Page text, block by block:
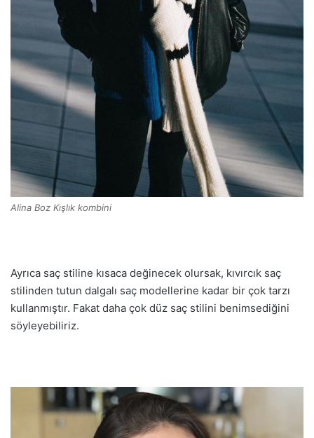
Alina Boz Kışlık kombini
Ayrıca saç stiline kısaca değinecek olursak, kıvırcık saç
stilinden tutun dalgalı saç modellerine kadar bir çok tarzı
kullanmıştır. Fakat daha çok düz saç stilini benimsediğini
söyleyebiliriz.